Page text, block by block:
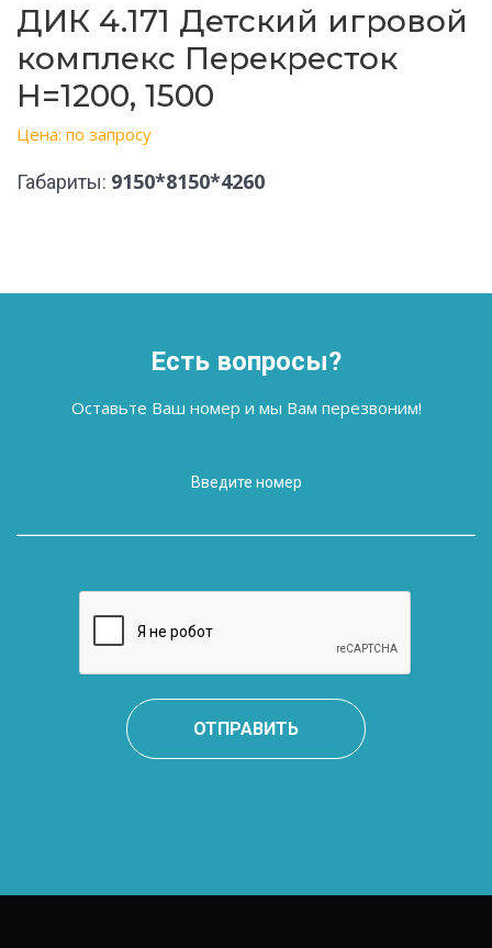
ДИК 4.171 Детский игровой
комплекс Перекресток
Н=1200, 1500
Цена: по запросу
Габариты: 9150*8150*4260
Есть вопросы?
Оставьте Ваш номер и мы Вам перезвоним!
ОТПРАВИТЬ